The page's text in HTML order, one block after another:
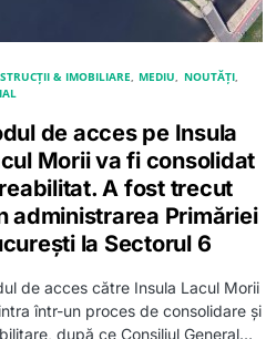
& IMOBILIARE MEDIU NOUTĂȚI
de acces pe Insula
Morii va fi consolidat
A fost trecut
administrarea Primăriei
la Sectorul 6
de acces către Insula Lacul Morii
într-un proces de consolidare și
după ce Consiliul General…